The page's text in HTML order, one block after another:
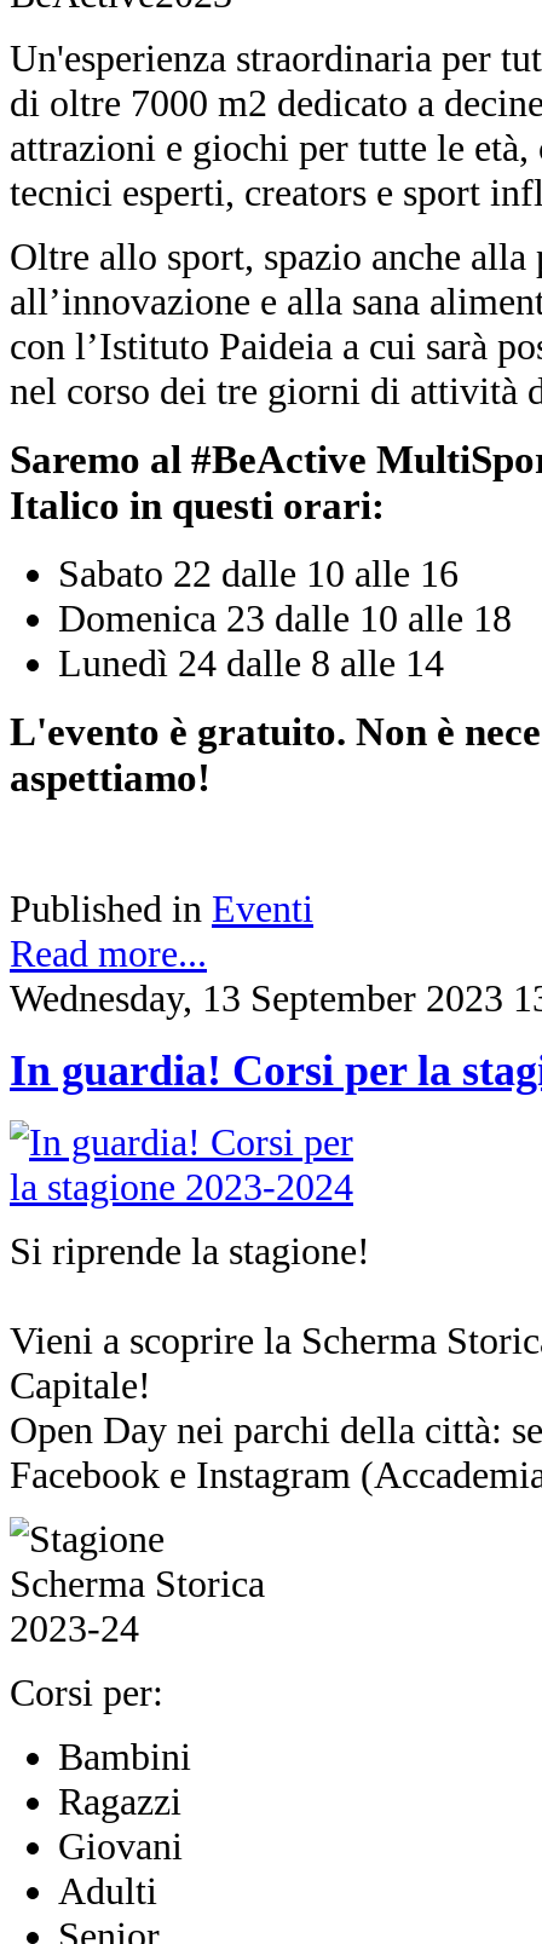
Un'esperienza straordinaria per
di oltre 7000 m2 dedicato a
attrazioni e giochi per tutte le
tecnici esperti, creators e sport
Oltre allo sport, spazio anche
all’innovazione e alla sana
con l’Istituto Paideia a cui sarà
nel corso dei tre giorni di attività
Saremo al #BeActive
Italico in questi orari:
Sabato 22 dalle 10 alle 16
Domenica 23 dalle 10 alle 18
Lunedì 24 dalle 8 alle 14
L'evento è gratuito. Non è
aspettiamo!
Published in Eventi
Read more...
Wednesday, 13 September 2023
In guardia! Corsi per la
Si riprende la stagione!
Vieni a scoprire la Scherma
Capitale!
Open Day nei parchi della città:
Facebook e Instagram
Corsi per:
Bambini
Ragazzi
Giovani
Adulti